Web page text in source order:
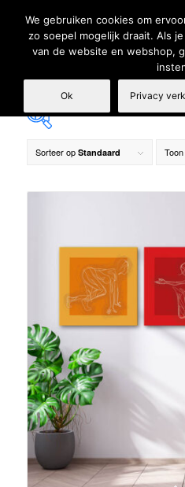
€ 139
Sorteer op Standaard Toon
We gebruiken cookies om
zo soepel mogelijk draait. Als
van de website en webshop,
Ok Privacy